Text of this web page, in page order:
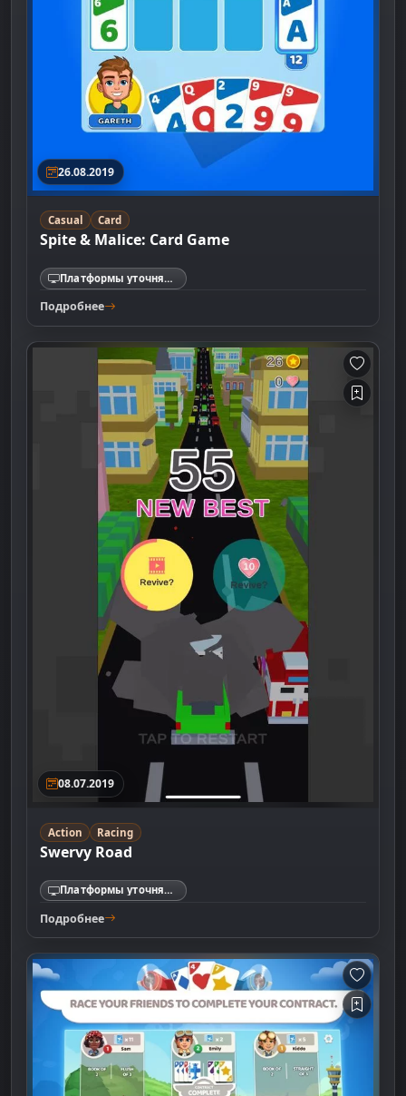
26.08.2019
Casual Card
Spite & Malice: Card Game
Платформы уточняются
Подробнее
08.07.2019
Action Racing
Swervy Road
Платформы уточняются
Подробнее